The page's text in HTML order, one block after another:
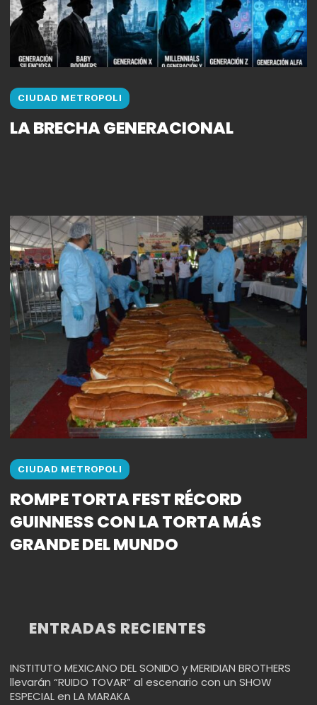
CIUDAD METROPOLI
LA BRECHA GENERACIONAL
CIUDAD METROPOLI
ROMPE TORTA FEST RÉCORD
GUINNESS CON LA TORTA MÁS
GRANDE DEL MUNDO
ENTRADAS RECIENTES
INSTITUTO MEXICANO DEL SONIDO y MERIDIAN BROTHERS
llevarán “RUIDO TOVAR” al escenario con un SHOW
ESPECIAL en LA MARAKA